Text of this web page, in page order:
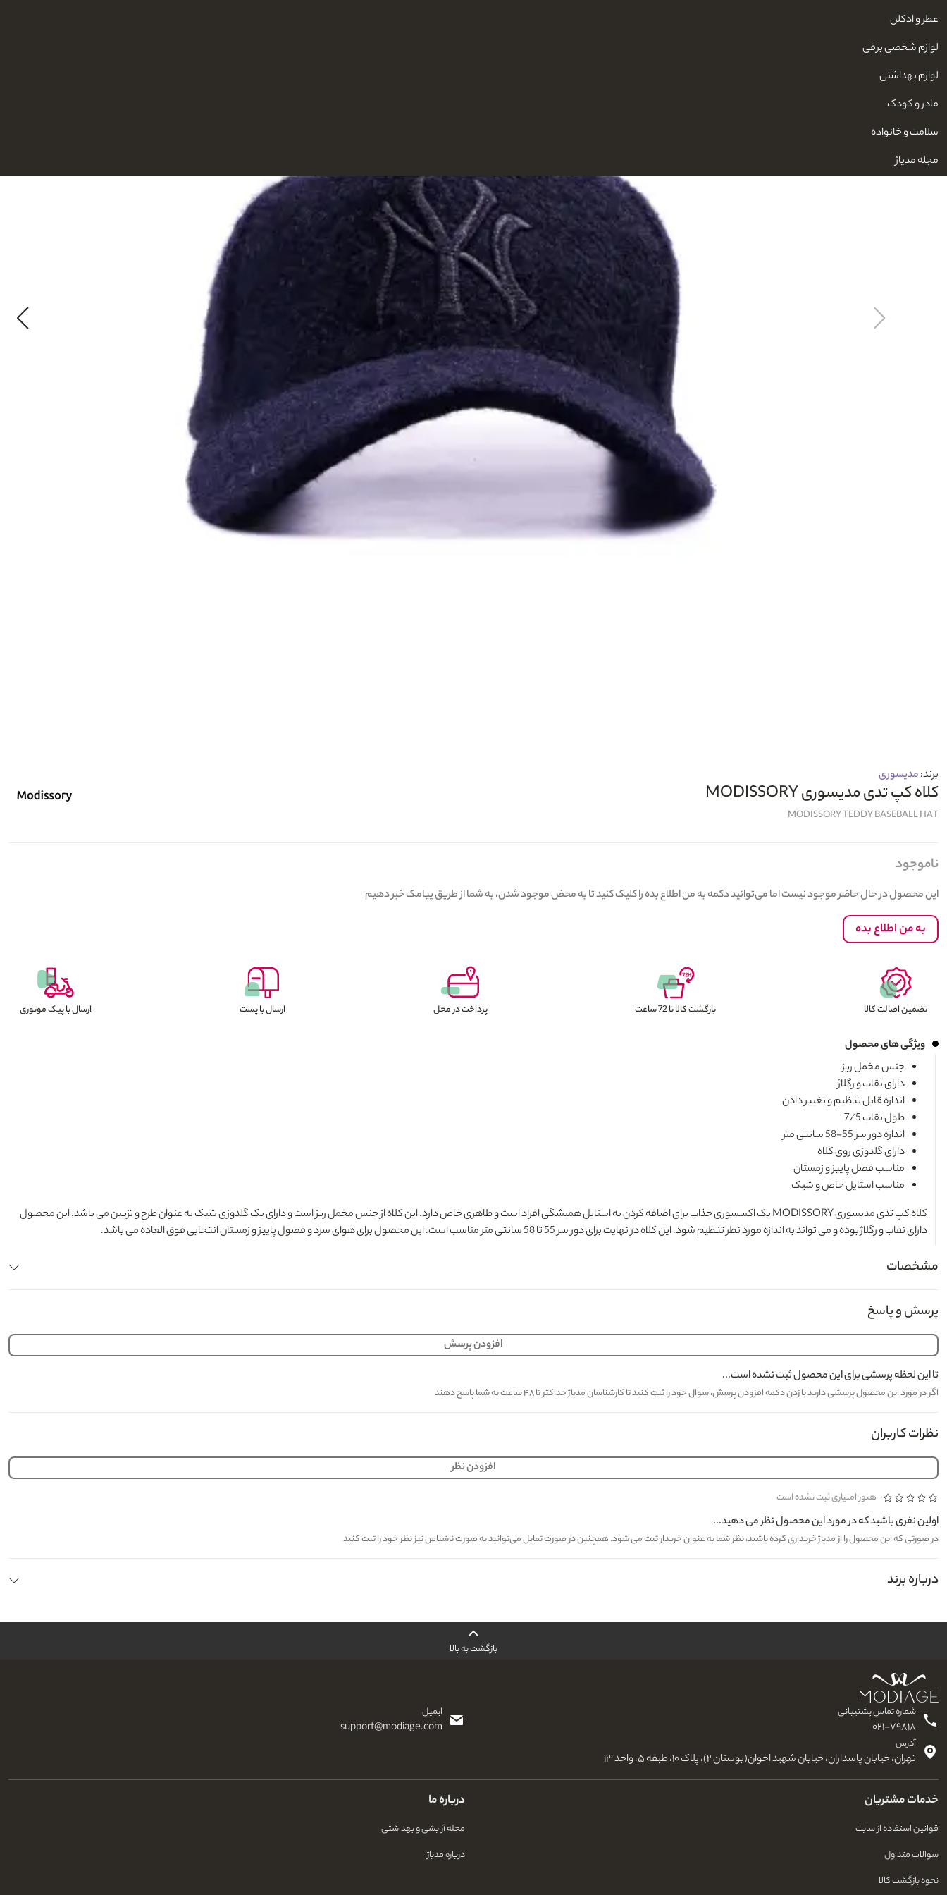
عطر و ادکلن
لوازم شخصی برقی
لوازم بهداشتی
مادر و کودک
سلامت و خانواده
مجله مدیاژ
برند:مدیسوری
کلاه کپ تدی مدیسوری MODISSORY
MODISSORY TEDDY BASEBALL HAT
ناموجود
این محصول در حال حاضر موجود نیست اما می‌توانید دکمه به من اطلاع بده را کلیک کنید تا به محض موجود شدن، به شما از طریق پیامک خبر دهیم
به من اطلاع بده
تضمین اصالت کالا بازگشت کالا تا 72 ساعت پرداخت در محل ارسال با پست ارسال با پیک موتوری
ویژگی های محصول
جنس مخمل ریز
دارای نقاب و رگلاژ
اندازه قابل تنظیم و تغییر دادن
طول نقاب 7/5
اندازه دور سر 55-58 سانتی متر
دارای گلدوزی روی کلاه
مناسب فصل پاییز و زمستان
مناسب استایل خاص و شیک
کلاه کپ تدی مدیسوری MODISSORY
یک اکسسوری جذاب برای اضافه کردن به استایل همیشگی افراد است و ظاهری خاص دارد. این کلاه از جنس مخمل ریز است و دارای یک گلدوزی شیک به عنوان طرح و تزیین می باشد. این محصول
دارای نقاب و رگلاژ بوده و می تواند به اندازه مورد نظر تنظیم شود. این کلاه در نهایت برای دور سر 55 تا 58 سانتی متر مناسب است. این محصول برای هوای سرد و فصول پاییز و زمستان انتخابی فوق العاده می باشد.
مشخصات
پرسش و پاسخ
افزودن پرسش
تا این لحظه پرسشی برای این محصول ثبت نشده است...
اگر در مورد این محصول پرسشی دارید با زدن دکمه افزودن پرسش، سوال خود را ثبت کنید تا کارشناسان مدیاژ حداکثر تا ۴۸ ساعت به شما پاسخ دهند
نظرات کاربران
افزودن نظر
هنوز امتیازی ثبت نشده است
اولین نفری باشید که در مورد این محصول نظر می دهید...
در صورتی که این محصول را از مدیاژ خریداری کرده باشید، نظر شما به عنوان خریدار ثبت می شود. همچنین در صورت تمایل می‌توانید به صورت ناشناس نیز نظر خود را ثبت کنید
درباره برند
بازگشت به بالا
شماره تماس پشتیبانی
۰۲۱-۷۹۸۱۸
ایمیل
support@modiage.com
آدرس
تهران، خیابان پاسداران، خیابان شهید اخوان(بوستان ۲)، پلاک ۱۰، طبقه ۵، واحد ۱۳
خدمات مشتریان
قوانین استفاده از سایت
سوالات متداول
نحوه بازگشت کالا
درباره ما
مجله آرایشی و بهداشتی
درباره مدیاژ